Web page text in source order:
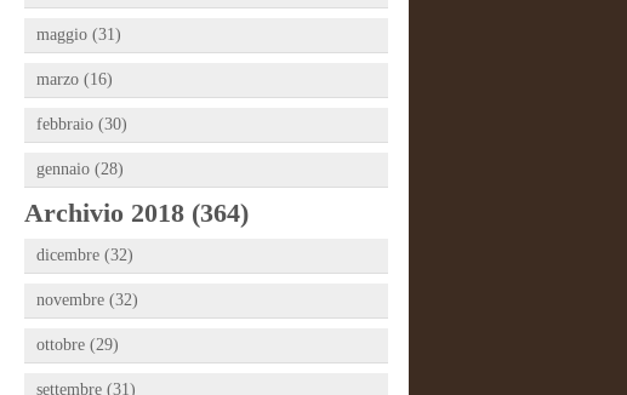
maggio (31)
marzo (16)
febbraio (30)
gennaio (28)
Archivio 2018 (364)
dicembre (32)
novembre (32)
ottobre (29)
settembre (31)